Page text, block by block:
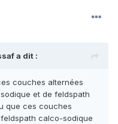
a dit :
couches alternées
et de feldspath
que ces couches
calco-sodique